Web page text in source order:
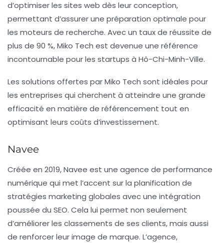
d’optimiser les sites web dès leur conception,
permettant d’assurer une préparation optimale pour
les moteurs de recherche. Avec un taux de réussite de
plus de 90 %, Miko Tech est devenue une référence
incontournable pour les startups à Hô-Chi-Minh-Ville.
Les solutions offertes par Miko Tech sont idéales pour
les entreprises qui cherchent à atteindre une grande
efficacité en matière de référencement tout en
optimisant leurs coûts d’investissement.
Navee
Créée en 2019, Navee est une agence de performance
numérique qui met l’accent sur la planification de
stratégies marketing globales avec une intégration
poussée du SEO. Cela lui permet non seulement
d’améliorer les classements de ses clients, mais aussi
de renforcer leur image de marque. L’agence,